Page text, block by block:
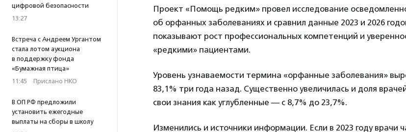
цифровой безопасности
13:27
Встреча с Андреем Ургантом
стала лотом аукциона
в поддержку фонда
«Бумажная птица»
11:45 · Прислано НКО
В ОП РФ предложили
установить ежегодные
выплаты на сборы в школу
Проект «Помощь редким» провел исследование
об орфанных заболеваниях и сравнил данные 2023 и 2026
показывают рост профессиональных компетенций и
«редкими» пациентами.
Уровень узнаваемости термина «орфанные заболевания»
83,1% три года назад. Существенно увеличилась и доля
свои знания как углубленные — с 8,7% до 23,7%.
Изменились и источники информации. Если в 2023 году врачи